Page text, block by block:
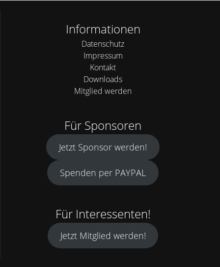
Informationen
Datenschutz
Impressum
Kontakt
Downloads
Mitglied werden
Für Sponsoren
Jetzt Sponsor werden!
Spenden per PAYPAL
Für Interessenten!
Jetzt Mitglied werden!